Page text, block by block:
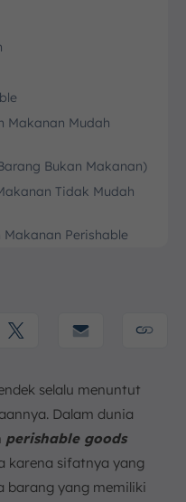
Makanan Mudah
Bukan Makanan)
Tidak Mudah
Perishable
dan Sirkulasi Udara
(First Expired, First
Mencegah
selalu menuntut
Dalam dunia
perishable goods
karena sifatnya yang
barang yang memiliki